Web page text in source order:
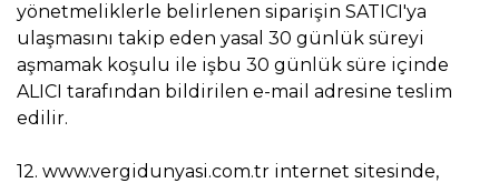
yönetmeliklerle belirlenen siparişin SATICI'ya
ulaşmasını takip eden yasal 30 günlük süreyi
aşmamak koşulu ile işbu 30 günlük süre içinde
ALICI tarafından bildirilen e-mail adresine teslim
edilir.
12. www.vergidunyasi.com.tr internet sitesinde,